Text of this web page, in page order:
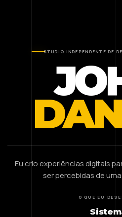
STUDIO INDEPENDENTE DE
Eu crio experiências digitais
ser percebidas de
O QUE EU